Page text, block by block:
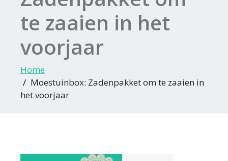
te zaaien in het
voorjaar
Home
Moestuinbox: Zadenpakket om te zaaien in
het voorjaar